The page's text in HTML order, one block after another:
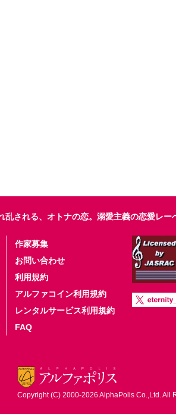
乱される、オトナの恋。溺愛主義の恋愛レー
作家募集
お問い合わせ
利用規約
アルファコイン利用規約
レンタルサービス利用規約
FAQ
Copyright (C) 2000-2026 AlphaPolis Co.,Ltd. All